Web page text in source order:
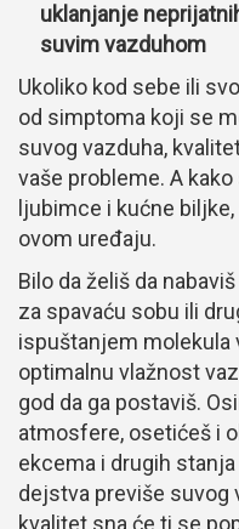
uklanjanje
suvim vazduhom
Ukoliko kod sebe ili
od simptoma koji se
suvog vazduha,
vaše probleme. A
ljubimce i kućne
ovom uređaju.
Bilo da želiš da
za spavaću sobu ili
ispuštanjem molekula
optimalnu vlažnost
god da ga postaviš.
atmosfere, osetićeš i
ekcema i drugih
dejstva previše suvog
kvalitet sna će ti se